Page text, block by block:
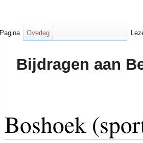
Bijdragen aan
Boshoek
Pagina Overleg